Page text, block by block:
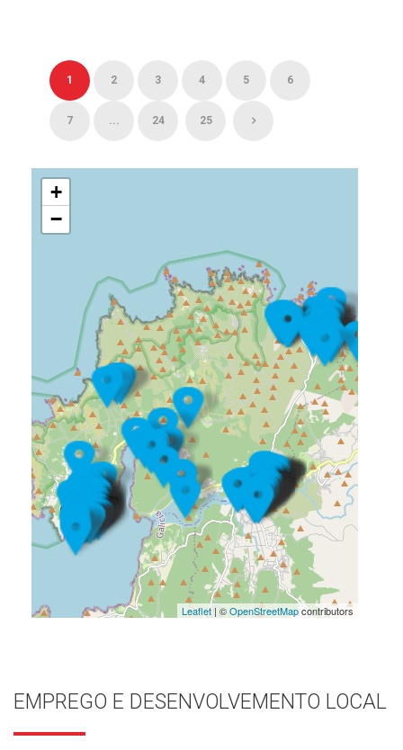
1 2 3 4 5 6
7 ... 24 25
+
−
Leaflet| ©OpenStreetMapcontributors
EMPREGO E DESENVOLVEMENTO LOCAL